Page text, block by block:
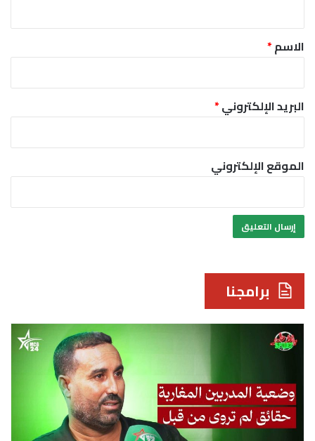
*
الاسم*
البريد الإلكتروني*
الموقع الإلكتروني
برامجنا